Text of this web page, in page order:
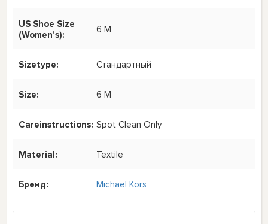
US Shoe Size
(Women's):
6 M
Sizetype: Стандартный
Size: 6 M
Careinstructions: Spot Clean Only
Material: Textile
Бренд: Michael Kors